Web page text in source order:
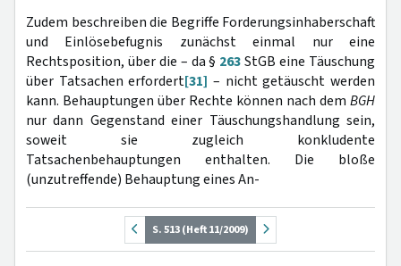
Zudem beschreiben die Begriffe Forderungsinhaberschaft
und Einlösebefugnis zunächst einmal nur eine
Rechtsposition, über die – da § 263StGB eine Täuschung
über Tatsachen erfordert[31] – nicht getäuscht werden
kann. Behauptungen über Rechte können nach dem BGH
nur dann Gegenstand einer Täuschungshandlung sein,
soweit sie zugleich konkludente
Tatsachenbehauptungen enthalten. Die bloße
(unzutreffende) Behauptung eines An-
S. 513 (Heft 11/2009)